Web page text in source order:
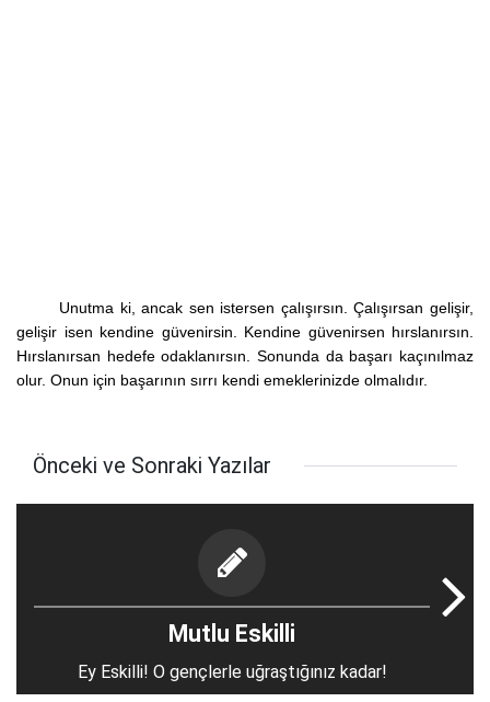
Unutma ki, ancak sen istersen çalışırsın. Çalışırsan gelişir,
gelişir isen kendine güvenirsin. Kendine güvenirsen hırslanırsın.
Hırslanırsan hedefe odaklanırsın. Sonunda da başarı kaçınılmaz
olur. Onun için başarının sırrı kendi emeklerinizde olmalıdır.
Önceki ve Sonraki Yazılar
Mutlu Eskilli
Ey Eskilli! O gençlerle uğraştığınız kadar!